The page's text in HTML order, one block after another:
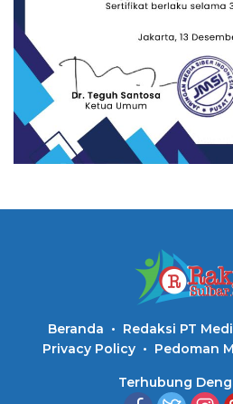
Beranda
Redaksi PT
Privacy Policy
Pedoman
Terhubung